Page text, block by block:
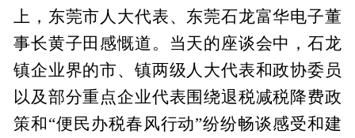
上，东莞市人大代表、东莞石龙富华电子董
事长黄子田感慨道。当天的座谈会中，石龙
镇企业界的市、镇两级人大代表和政协委员
以及部分重点企业代表围绕退税减税降费政
策和“便民办税春风行动”纷纷畅谈感受和建